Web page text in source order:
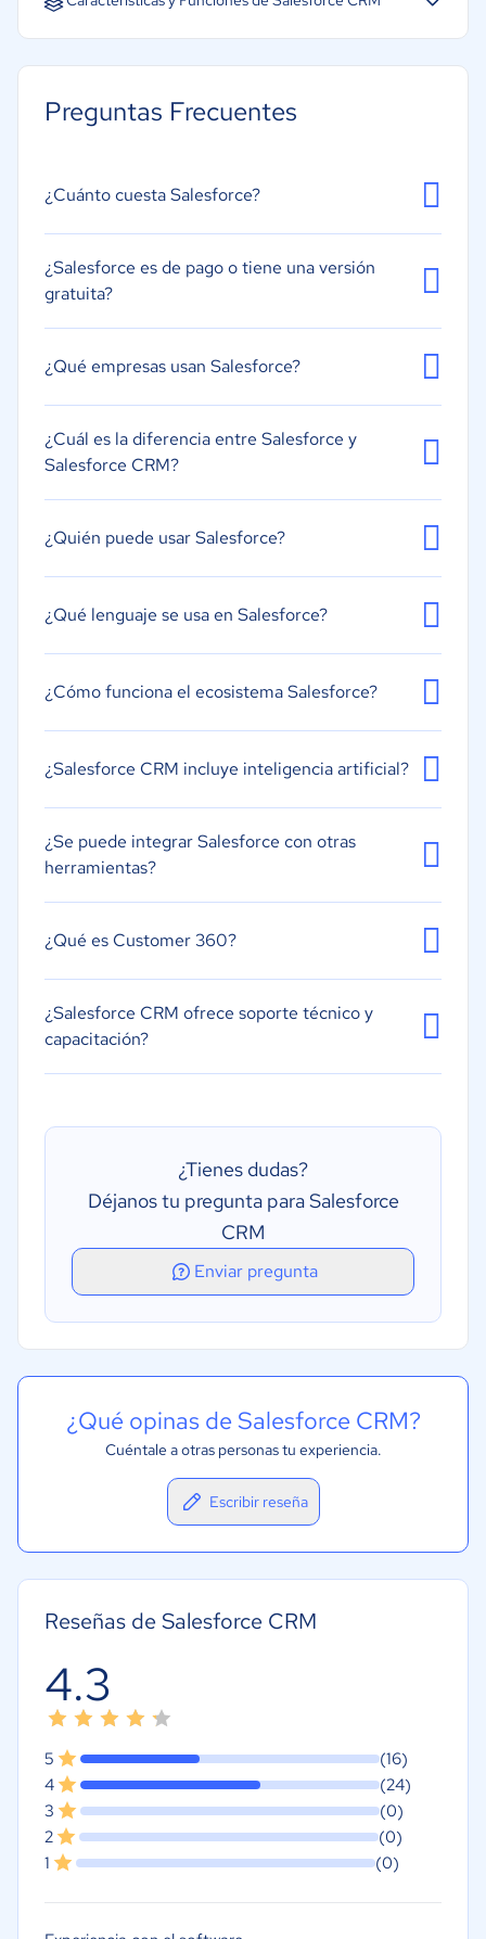
Integración de automatización de marketing
Marketing por correo electrónico
Gestión de tareas
Presupuestos y ofertas
Sistema de calendarios o recordatorios
Segmentación
Preguntas Frecuentes
¿Cuánto cuesta Salesforce?
¿Salesforce es de pago o tiene una versión
gratuita?
¿Qué empresas usan Salesforce?
¿Cuál es la diferencia entre Salesforce y
Salesforce CRM?
¿Quién puede usar Salesforce?
¿Qué lenguaje se usa en Salesforce?
¿Cómo funciona el ecosistema Salesforce?
¿Salesforce CRM incluye inteligencia artificial?
¿Se puede integrar Salesforce con otras
herramientas?
¿Qué es Customer 360?
¿Salesforce CRM ofrece soporte técnico y
capacitación?
¿Tienes dudas?
Déjanos tu pregunta para Salesforce
CRM
Enviar pregunta
¿Qué opinas de Salesforce CRM?
Cuéntale a otras personas tu experiencia.
Escribir reseña
Reseñas de Salesforce CRM
4.3
5
(16)
4
(24)
3
(0)
2
(0)
1
(0)